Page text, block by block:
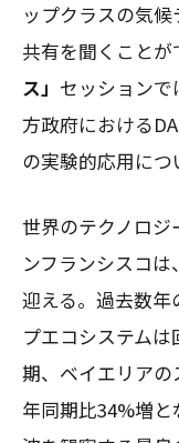
ップクラスの気
共有を聞くことが
ス」 セッション
方政府における
の実験的応用につ
世界のテクノロ
ンフランシスコ
迎える。過去数年
プエコシステム
期、ベイエリア
年同期比34%増